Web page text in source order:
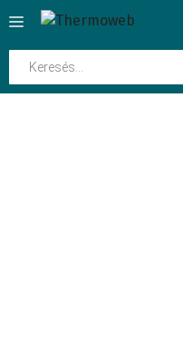
Kilépés
tartalomba
Products
search
Menü